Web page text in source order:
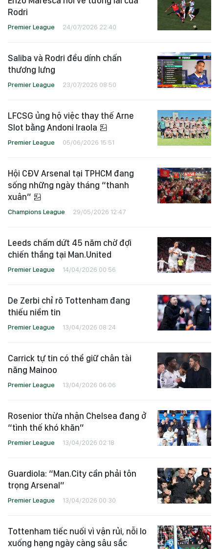
Rodri
Premier League 24/07/2026 22:40
Saliba và Rodri đều dính chấn
thương lưng
Premier League 23/07/2026 08:50
LFCSG ủng hộ việc thay thế Arne
Slot bằng Andoni Iraola
Premier League 05/06/2026 15:51
Hội CĐV Arsenal tại TPHCM đang
sống những ngày tháng “thanh
xuân”
Champions League 29/05/2026 12:47
Leeds chấm dứt 45 năm chờ đợi
chiến thắng tại Man.United
Premier League 14/04/2026 00:56
De Zerbi chỉ rõ Tottenham đang
thiếu niềm tin
Premier League 13/04/2026 08:24
Carrick tự tin có thể giữ chân tài
năng Mainoo
Premier League 13/04/2026 06:06
Rosenior thừa nhận Chelsea đang ở
“tình thế khó khăn”
Premier League 13/04/2026 02:18
Guardiola: “Man.City cần phải tôn
trọng Arsenal”
Premier League 13/04/2026 00:30
Tottenham tiếc nuối vì vận rủi, nỗi lo
xuống hạng ngày càng sâu sắc